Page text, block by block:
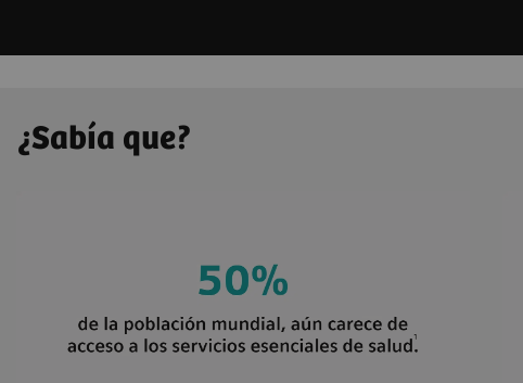
¿Sabía que?